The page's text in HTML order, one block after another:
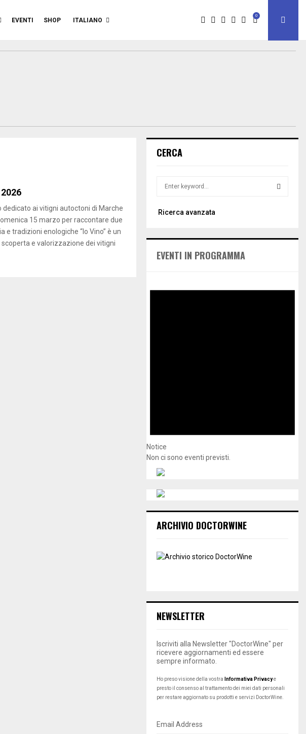
EVENTI SHOP ITALIANO
0
dedicato ai vitigni autoctoni di Marche
15 marzo per raccontare due
e tradizioni enologiche “Io Vino” è un
e valorizzazione dei vitigni
CERCA
r
o
Ricerca avanzata
EVENTI IN PROGRAMMA
Notice
Non ci sono eventi previsti.
ARCHIVIO DOCTORWINE
NEWSLETTER
Iscriviti alla Newsletter "DoctorWine" per
ricevere aggiornamenti ed essere
sempre informato.
Ho preso visione della vostra Informativa Privacye
presto il consenso al trattamento dei miei dati personali
per restare aggiornato su prodotti e servizi DoctorWine.
Email Address